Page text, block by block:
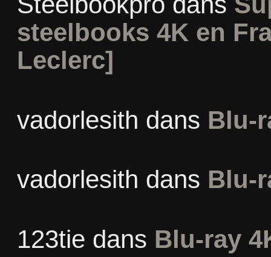
steelbooks 4K en
Leclerc]
vadorlesith dans Blu-
vadorlesith dans Blu-
123tie dans Blu-ray